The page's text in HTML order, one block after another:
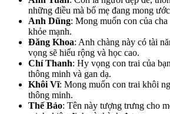
những điều mà bố mẹ đang mong
Anh Dũng: Mong muốn con của
khỏe mạnh.
Đăng Khoa: Anh chàng này có tài
vọng sẽ hiểu rộng và học cao.
Chí Thanh: Hy vọng con trai của
thông minh và gan dạ.
Khôi Vĩ: Mong muốn con trai khôi
thông minh.
Thế Bảo: Tên này tượng trưng cho